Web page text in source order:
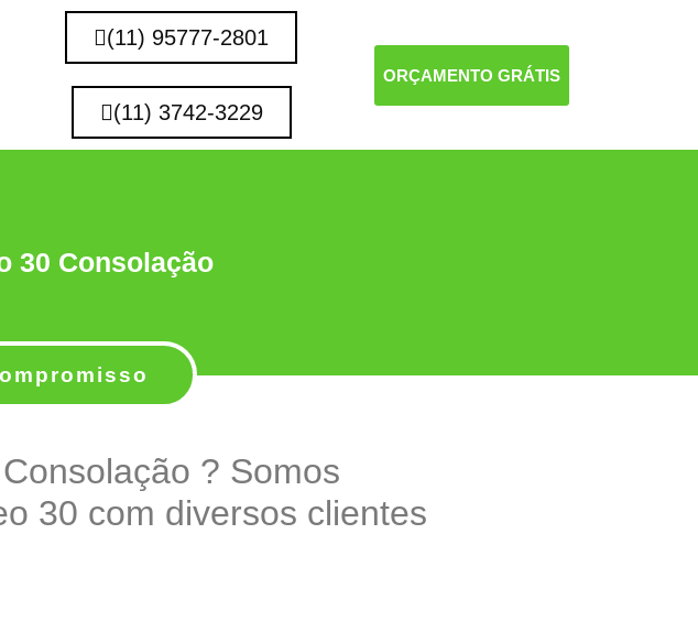
(11) 95777-2801
(11) 3742-3229
ORÇAMENTO GRÁTIS
30 Consolação
? Somos
30 com diversos clientes